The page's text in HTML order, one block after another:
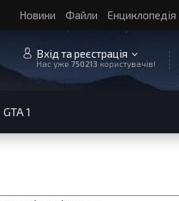
Новини Файли Енциклопедія
Вхід та реєстрація
Нас уже 750213 користувачів!
GTA 1